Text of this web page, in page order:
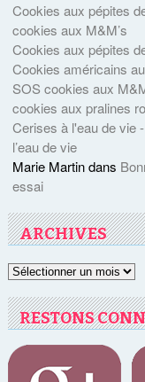
Cookies aux pépites
cookies aux M&M’s
Cookies aux pépites
Cookies américains
SOS cookies aux
cookies aux pralines
Cerises à l'eau de vie
l’eau de vie
Marie Martindans
essai
ARCHIVES
Archives
RESTONS